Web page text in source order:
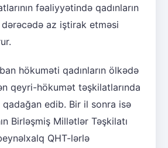
fəaliyyətində qadınların
az iştirak etməsi
hökuməti qadınların ölkədə
qeyri-hökumət təşkilatlarında
qadağan edib. Bir il sonra isə
Birləşmiş Millətlər Təşkilatı
QHT-lərlə